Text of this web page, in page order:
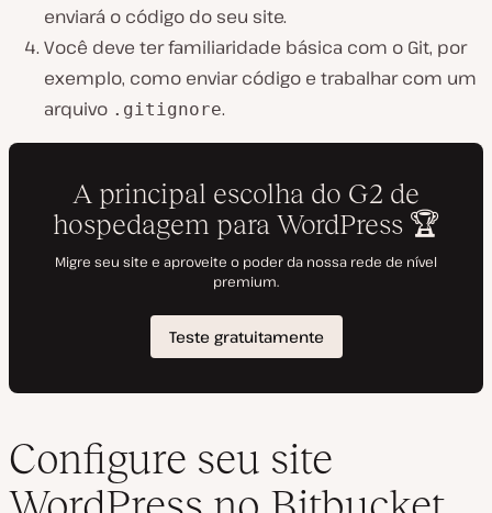
enviará o código do seu site.
Você deve ter familiaridade básica com o Git, por
exemplo, como enviar código e trabalhar com um
arquivo .gitignore.
Configure seu site